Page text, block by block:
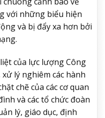
với những biểu hiện
và bị đẩy xa hơn bởi
của lực lượng Công
lý nghiêm các hành
chẽ của các cơ quan
và các tổ chức đoàn
lý, giáo dục, định